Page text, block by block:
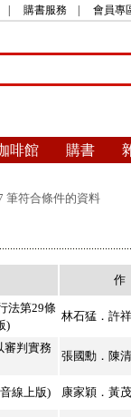
購書服務 會員專
啡館 購書
筆符合條件的資料
法第29條
)
林石猛．許
審判實務
張國勳．陳
線上版) 康家穎．黃